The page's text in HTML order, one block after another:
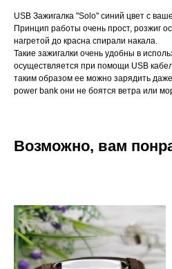
USB Зажигалка "Solo" синий цвет с
Принцип работы очень прост, розжиг
нагретой до красна спирали накала.
Такие зажигалки очень удобны в
осуществляется при помощи USB
таким образом ее можно зарядить
power bank они не боятся ветра или
Возможно, вам